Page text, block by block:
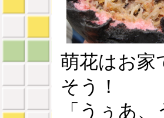
萌花はお家
そう！
「うぅあ